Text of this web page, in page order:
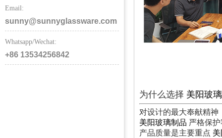
Email:
sunny@sunnyglassware.com
Whatsapp/Wechat:
+86 13534256842
为什么选择 美阳玻
对设计的最大奉献精神
美阳玻璃制品 严格保
产品质量是主要重点